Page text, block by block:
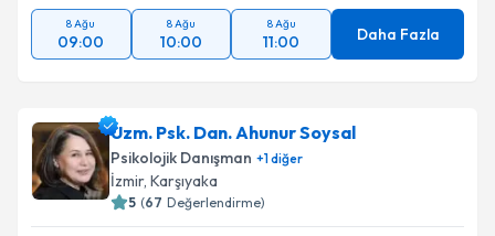
8 Ağu
09:00
8 Ağu
10:00
8 Ağu
11:00 Daha Fazla
Uzm. Psk. Dan. Ahunur Soysal
Psikolojik Danışman +1diğer
İzmir, Karşıyaka
5 (67 Değerlendirme)